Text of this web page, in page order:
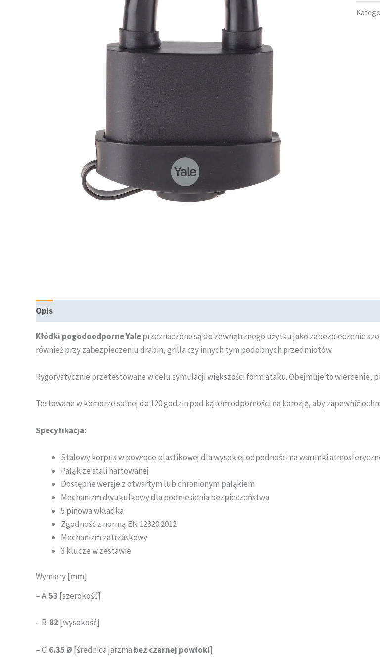
Opis
Kłódki pogodoodporne Yaleprzeznaczone są do zewnętrznego użytku jako zabezpieczenie
również przy zabezpieczeniu drabin, grilla czy innych tym podobnych przedmiotów.
Rygorystycznie przetestowane w celu symulacji większości form ataku. Obejmuje to wiercenie,
Testowane w komorze solnej do 120 godzin pod kątem odporności na korozję, aby zapewnić
Specyfikacja:
Stalowy korpus w powłoce plastikowej dla wysokiej odpodności na warunki
Pałąk ze stali hartowanej
Dostępne wersje z otwartym lub chronionym pałąkiem
Mechanizm dwukulkowy dla podniesienia bezpieczeństwa
5 pinowa wkładka
Zgodność z normą EN 12320:2012
Mechanizm zatrzaskowy
3 klucze w zestawie
Wymiary [mm]
– A:53 [szerokość]
– B: 82[wysokość]
– C: 6.35 Ø [średnica jarzma bez czarnej powłoki]